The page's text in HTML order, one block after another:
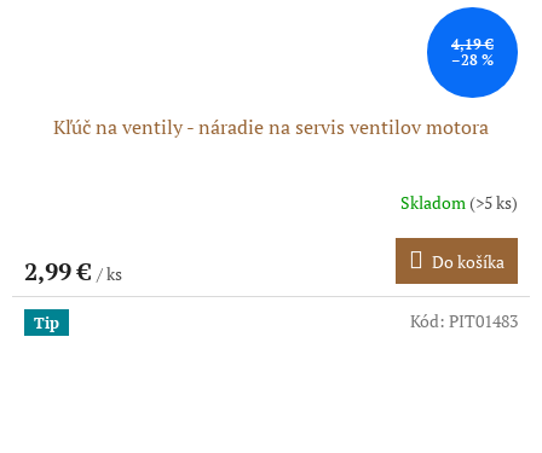
4,19 €
–28 %
Kľúč na ventily - náradie na servis ventilov motora
je
5,0
5
Skladom(>5 ks)
2,99 € / ks
Do košíka
Tip Kód: PIT01483